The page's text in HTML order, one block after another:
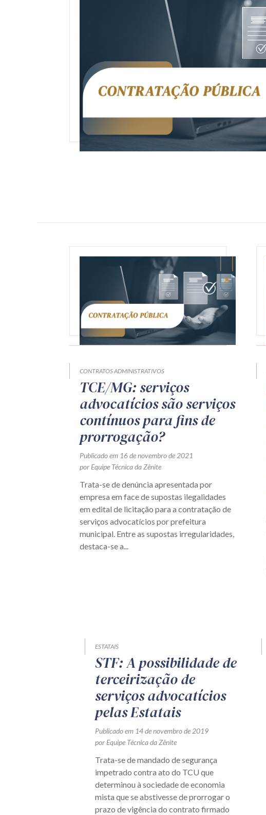
CONTRATOS ADMINISTRATIVOS
TCE/MG: serviços
advocatícios são serviços
contínuos para fins de
prorrogação?
Publicado em 16 de novembro de 2021
por Equipe Técnica da Zênite
Trata-se de denúncia apresentada por
empresa em face de supostas ilegalidades
em edital de licitação para a contratação de
serviços advocatícios por prefeitura
municipal. Entre as supostas irregularidades,
destaca-se a...
ESTATAIS
STF: A possibilidade de
terceirização de
serviços advocatícios
pelas Estatais
Publicado em 14 de novembro de 2019
por Equipe Técnica da Zênite
Trata-se de mandado de segurança
impetrado contra ato do TCU que
determinou à sociedade de economia
mista que se abstivesse de prorrogar o
prazo de vigência do contrato firmado